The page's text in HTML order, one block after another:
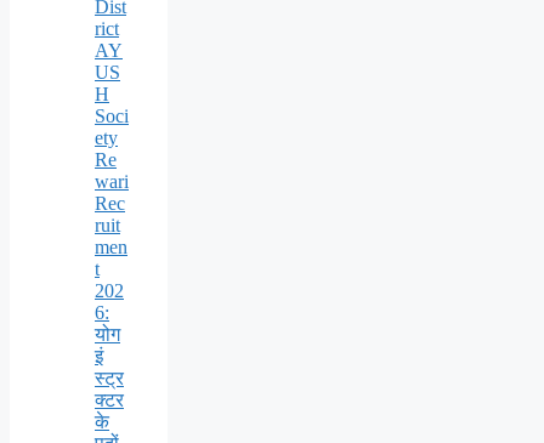
Dist
rict
AY
US
H
Soci
ety
Re
wari
Rec
ruit
men
t
202
6:
योग
इं
स्ट्र
क्टर
के